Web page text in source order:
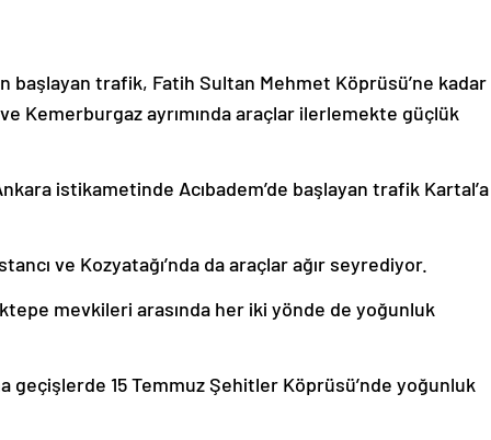
başlayan trafik, Fatih Sultan Mehmet Köprüsü’ne kadar
Kemerburgaz ayrımında araçlar ilerlemekte güçlük
istikametinde Acıbadem’de başlayan trafik Kartal’a
ve Kozyatağı’nda da araçlar ağır seyrediyor.
mevkileri arasında her iki yönde de yoğunluk
geçişlerde 15 Temmuz Şehitler Köprüsü’nde yoğunluk